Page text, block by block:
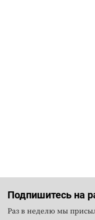
Подпишитесь на
Раз в неделю мы